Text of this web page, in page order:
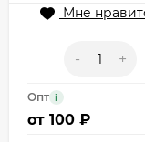
Мне
- +
Опт i
от 100 ₽